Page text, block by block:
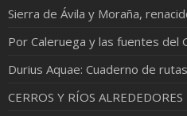
Sierra de Ávila y Moraña,
Por Caleruega y las fuentes del
Durius Aquae: Cuaderno de
CERROS Y RÍOS